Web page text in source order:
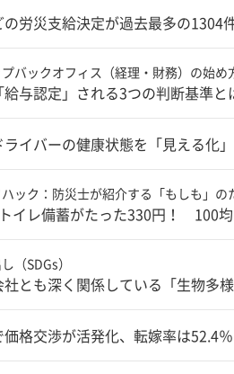
労災支給決定が過去最多の1304
バックオフィス（経理・財務）の始め
給与認定」される3つの判断基準
ライバーの健康状態を「見える
ック：防災士が紹介する「もしも」の
イレ備蓄がたった330円！ 100
（SDGs）
社とも深く関係している「生物
価格交渉が活発化、転嫁率は